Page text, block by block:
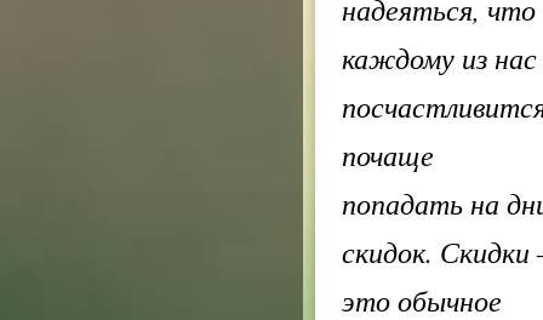
надеяться, что
каждому из нас
почаще
попадать на
скидок. Скидки
это обычное